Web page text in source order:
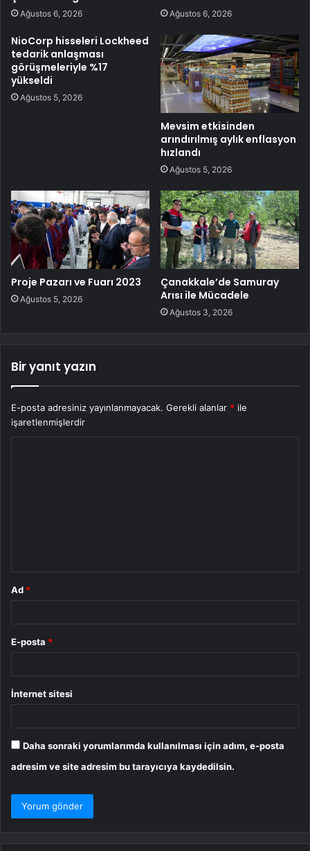
Ağustos 6, 2026 Ağustos 6, 2026
NioCorp hisseleri Lockheed
tedarik anlaşması
görüşmeleriyle %17
yükseldi
Ağustos 5, 2026
Mevsim etkisinden
arındırılmış aylık enflasyon
hızlandı
Ağustos 5, 2026
Proje Pazarı ve Fuarı 2023
Ağustos 5, 2026
Çanakkale’de Samuray
Arısı ile Mücadele
Ağustos 3, 2026
Bir yanıt yazın
E-posta adresiniz yayınlanmayacak. Gerekli alanlar * ile
işaretlenmişlerdir
Ad *
E-posta *
İnternet sitesi
Daha sonraki yorumlarımda kullanılması için adım, e-posta
adresim ve site adresim bu tarayıcıya kaydedilsin.